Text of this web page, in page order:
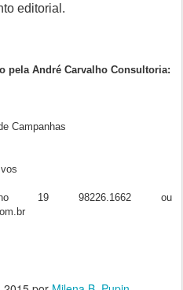
editorial.
pela André Carvalho Consultoria:
Campanhas
19 98226.1662 ou